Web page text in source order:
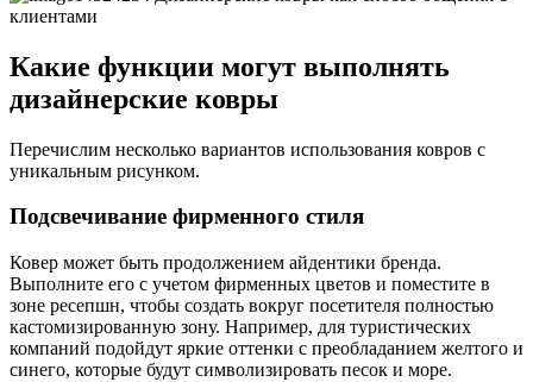
Какие функции могут выполнять
дизайнерские ковры
Перечислим несколько вариантов использования ковров с
уникальным рисунком.
Подсвечивание фирменного стиля
Ковер может быть продолжением айдентики бренда.
Выполните его с учетом фирменных цветов и поместите в
зоне ресепшн, чтобы создать вокруг посетителя полностью
кастомизированную зону. Например, для туристических
компаний подойдут яркие оттенки с преобладанием желтого и
синего, которые будут символизировать песок и море.